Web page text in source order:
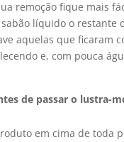
remoção fique mais
líquido o restante
aquelas que ficaram
e, com pouca
de passar o lustra-
em cima de toda